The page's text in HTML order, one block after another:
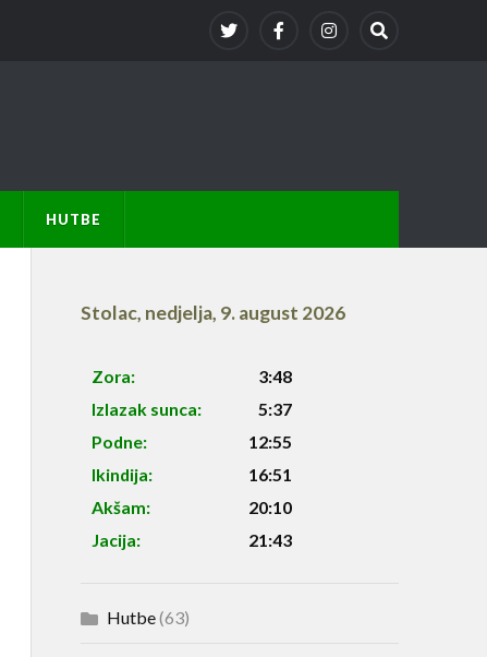
HUTBE
Stolac, nedjelja, 9. august 2026
Zora:
3:48
Izlazak sunca:
5:37
Podne:
12:55
Ikindija:
16:51
Akšam:
20:10
Jacija:
21:43
Hutbe(63)